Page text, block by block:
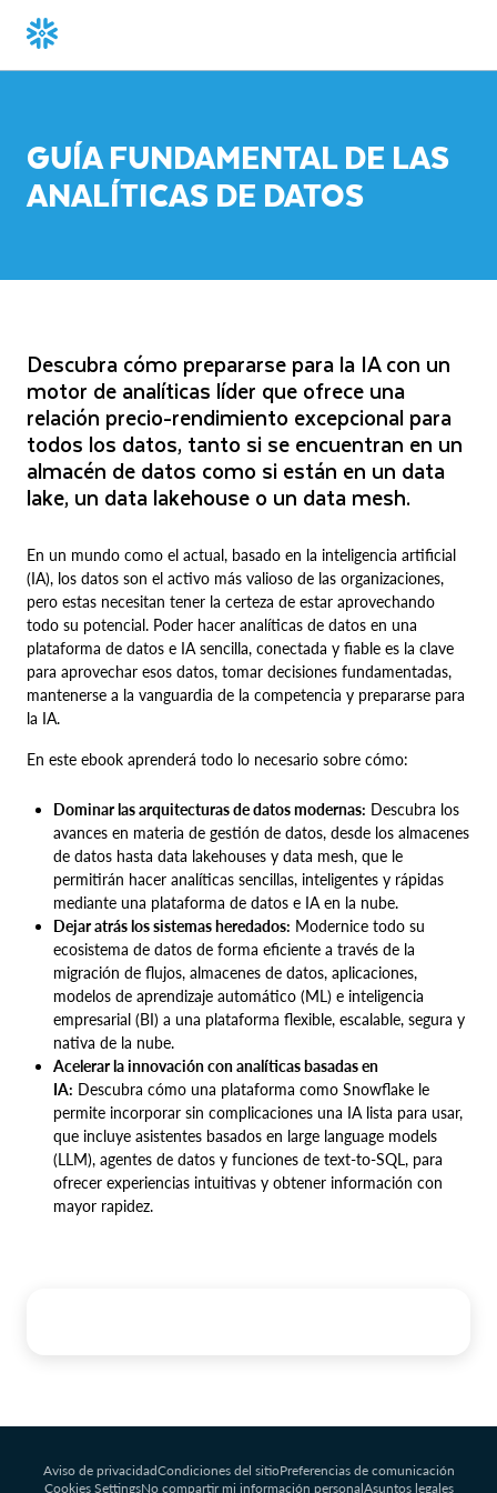
GUÍA FUNDAMENTAL DE LAS
ANALÍTICAS DE DATOS
Descubra cómo prepararse para la IA con un
motor de analíticas líder que ofrece una
relación precio-rendimiento excepcional para
todos los datos, tanto si se encuentran en un
almacén de datos como si están en un data
lake, un data lakehouse o un data mesh.
En un mundo como el actual, basado en la inteligencia artificial
(IA), los datos son el activo más valioso de las organizaciones,
pero estas necesitan tener la certeza de estar aprovechando
todo su potencial. Poder hacer analíticas de datos en una
plataforma de datos e IA sencilla, conectada y fiable es la clave
para aprovechar esos datos, tomar decisiones fundamentadas,
mantenerse a la vanguardia de la competencia y prepararse para
la IA.
En este ebook aprenderá todo lo necesario sobre cómo:
Dominar las arquitecturas de datos modernas: Descubra los
avances en materia de gestión de datos, desde los almacenes
de datos hasta data lakehouses y data mesh, que le
permitirán hacer analíticas sencillas, inteligentes y rápidas
mediante una plataforma de datos e IA en la nube.
Dejar atrás los sistemas heredados: Modernice todo su
ecosistema de datos de forma eficiente a través de la
migración de flujos, almacenes de datos, aplicaciones,
modelos de aprendizaje automático (ML) e inteligencia
empresarial (BI) a una plataforma flexible, escalable, segura y
nativa de la nube.
Acelerar la innovación con analíticas basadas en
IA: Descubra cómo una plataforma como Snowflake le
permite incorporar sin complicaciones una IA lista para usar,
que incluye asistentes basados en large language models
(LLM), agentes de datos y funciones de text-to-SQL, para
ofrecer experiencias intuitivas y obtener información con
mayor rapidez.
Aviso de privacidadCondiciones del sitioPreferencias de comunicación
Cookies SettingsNo compartir mi información personalAsuntos legales